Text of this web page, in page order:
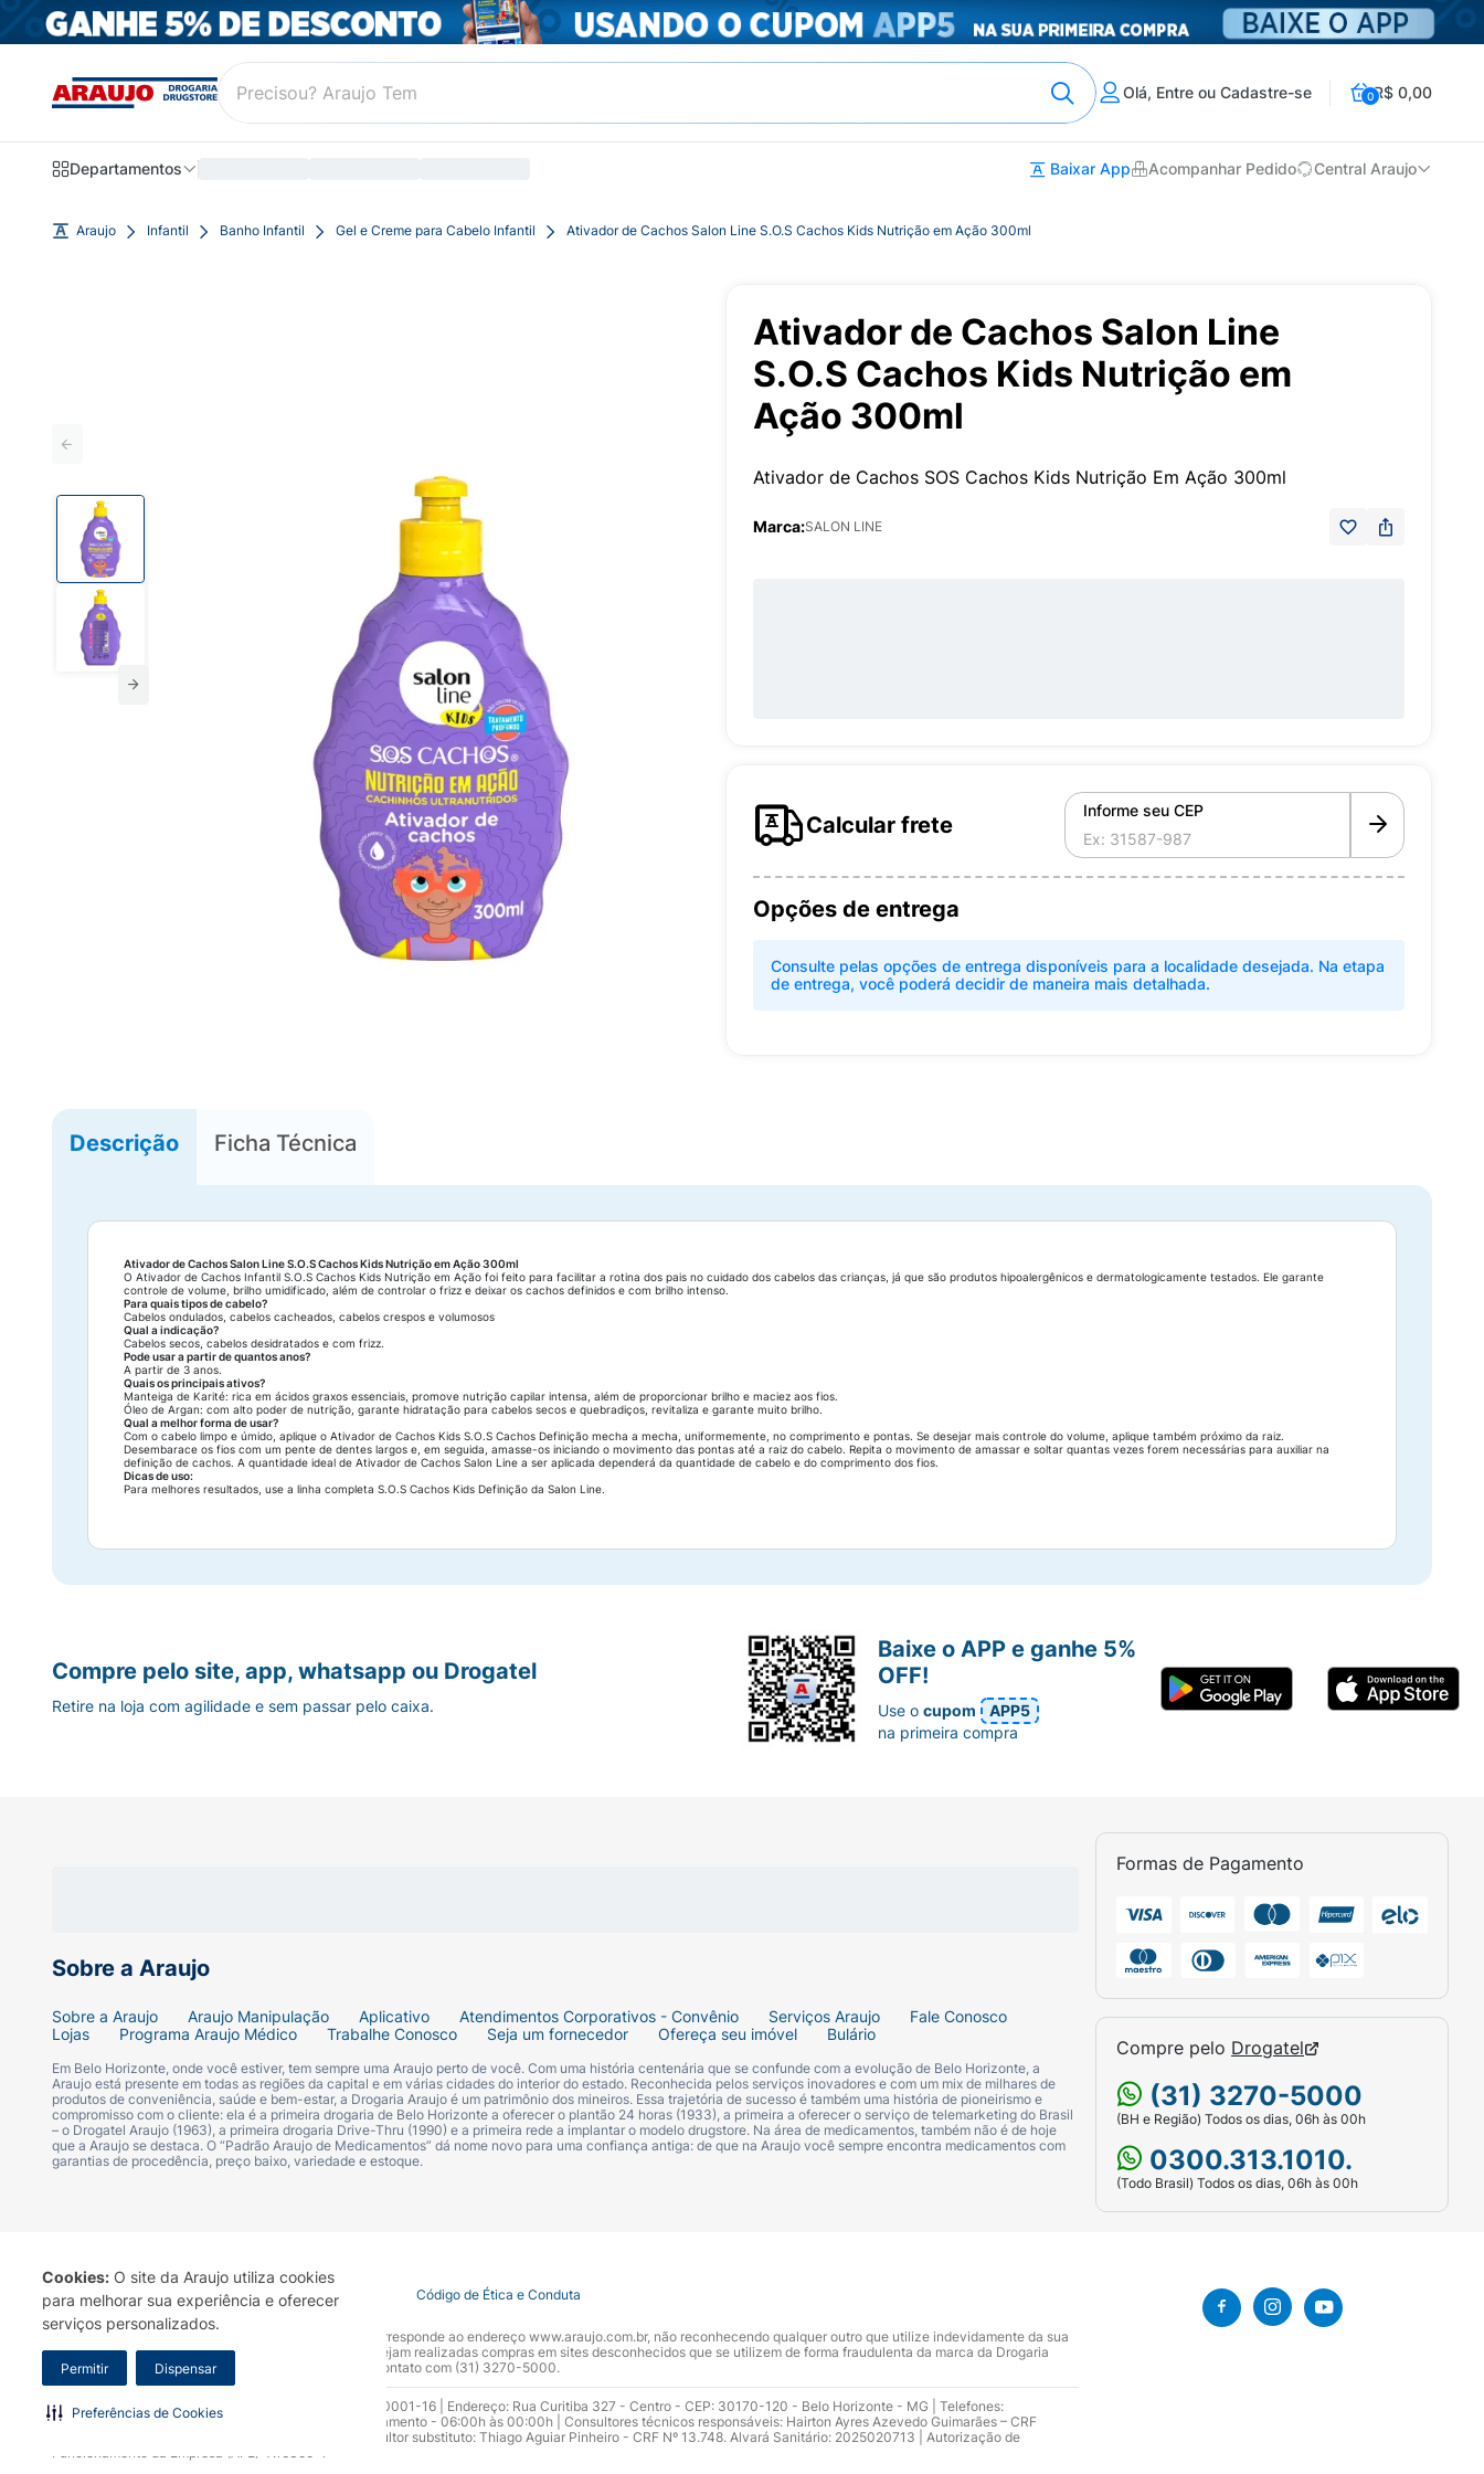
Cookies: O site da Araujo utiliza cookies
para melhorar sua experiência e oferecer
serviços personalizados.
Permitir Dispensar
Preferências de Cookies
Olá, Entre ou Cadastre-se 0R$ 0,00
Departamentos Baixar App Acompanhar Pedido Central Araujo
Araujo Infantil Banho Infantil Gel e Creme para Cabelo Infantil Ativador de Cachos Salon Line S.O.S Cachos Kids Nutrição em Ação 300ml
Ativador de Cachos Salon Line
S.O.S Cachos Kids Nutrição em
Ação 300ml
Ativador de Cachos SOS Cachos Kids Nutrição Em Ação 300ml
Marca:SALON LINE
Calcular frete
Informe seu CEP
Opções de entrega
Consulte pelas opções de entrega disponíveis para a localidade desejada. Na etapa
de entrega, você poderá decidir de maneira mais detalhada.
Descrição Ficha Técnica
Ativador de Cachos Salon Line S.O.S Cachos Kids Nutrição em Ação 300ml
O Ativador de Cachos Infantil S.O.S Cachos Kids Nutrição em Ação foi feito para facilitar a rotina dos pais no cuidado dos cabelos das crianças, já que são produtos hipoalergênicos e dermatologicamente testados. Ele garante
controle de volume, brilho umidificado, além de controlar o frizz e deixar os cachos definidos e com brilho intenso.
Para quais tipos de cabelo?
Cabelos ondulados, cabelos cacheados, cabelos crespos e volumosos
Qual a indicação?
Cabelos secos, cabelos desidratados e com frizz.
Pode usar a partir de quantos anos?
A partir de 3 anos.
Quais os principais ativos?
Manteiga de Karité: rica em ácidos graxos essenciais, promove nutrição capilar intensa, além de proporcionar brilho e maciez aos fios.
Óleo de Argan: com alto poder de nutrição, garante hidratação para cabelos secos e quebradiços, revitaliza e garante muito brilho.
Qual a melhor forma de usar?
Com o cabelo limpo e úmido, aplique o Ativador de Cachos Kids S.O.S Cachos Definição mecha a mecha, uniformemente, no comprimento e pontas. Se desejar mais controle do volume, aplique também próximo da raiz.
Desembarace os fios com um pente de dentes largos e, em seguida, amasse-os iniciando o movimento das pontas até a raiz do cabelo. Repita o movimento de amassar e soltar quantas vezes forem necessárias para auxiliar na
definição de cachos. A quantidade ideal de Ativador de Cachos Salon Line a ser aplicada dependerá da quantidade de cabelo e do comprimento dos fios.
Dicas de uso:
Para melhores resultados, use a linha completa S.O.S Cachos Kids Definição da Salon Line.
Sobre a Araujo
Sobre a Araujo Araujo Manipulação Aplicativo Atendimentos Corporativos - Convênio Serviços Araujo
Fale Conosco
Lojas
Programa Araujo Médico Trabalhe Conosco Seja um fornecedor Ofereça seu imóvel Bulário
Em Belo Horizonte, onde você estiver, tem sempre uma Araujo perto de você. Com uma história centenária que se confunde com a evolução de Belo Horizonte, a
Araujo está presente em todas as regiões da capital e em várias cidades do interior do estado. Reconhecida pelos serviços inovadores e com um mix de milhares de
produtos de conveniência, saúde e bem-estar, a Drogaria Araujo é um patrimônio dos mineiros. Essa trajetória de sucesso é também uma história de pioneirismo e
compromisso com o cliente: ela é a primeira drogaria de Belo Horizonte a oferecer o plantão 24 horas (1933), a primeira a oferecer o serviço de telemarketing do Brasil
– o Drogatel Araujo (1963), a primeira drogaria Drive-Thru (1990) e a primeira rede a implantar o modelo drugstore. Na área de medicamentos, também não é de hoje
que a Araujo se destaca. O “Padrão Araujo de Medicamentos” dá nome novo para uma confiança antiga: de que na Araujo você sempre encontra medicamentos com
garantias de procedência, preço baixo, variedade e estoque.
Formas de Pagamento
Compre pelo Drogatel
(31) 3270-5000
(BH e Região) Todos os dias, 06h às 00h
0300.313.1010.
(Todo Brasil) Todos os dias, 06h às 00h
Compre pelo site, app, whatsapp ou Drogatel
Retire na loja com agilidade e sem passar pelo caixa.
Baixe o APP e ganhe 5%
OFF!
Use ocupom
APP5
na primeira compra
Termo de Uso Portal da Privacidade Covid-19 Código de Ética e Conduta
A Drogaria Araujo S/A informa que o seu site oficial corresponde ao endereço www.araujo.com.br, não reconhecendo qualquer outro que utilize indevidamente da sua
marca. Para sua segurança recomendamos que não sejam realizadas compras em sites desconhecidos que se utilizem de forma fraudulenta da marca da Drogaria
Araujo S.A. Em caso de dúvidas, gentileza entrar em contato com (31) 3270-5000.
Razão Social: Drogaria Araujo S.A | CNPJ: 17.256.512.0001-16 | Endereço: Rua Curitiba 327 - Centro - CEP: 30170-120 - Belo Horizonte - MG | Telefones:
0300.313.1010 e (31) 3270-5000 Horário de funcionamento - 06:00h às 00:00h | Consultores técnicos responsáveis: Hairton Ayres Azevedo Guimarães – CRF
10.965 | Yasmin Silva Alvarenga – CRF 52.584 - Consultor substituto: Thiago Aguiar Pinheiro - CRF Nº 13.748. Alvará Sanitário: 2025020713 | Autorização de
Funcionamento da Empresa (AFE): 7.16355-1